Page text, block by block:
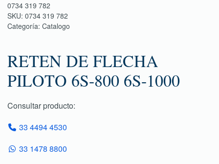
0734 319 782
SKU: 0734 319 782
Categoría: Catalogo
RETEN DE FLECHA
PILOTO 6S-800 6S-1000
Consultar producto:
33 4494 4530
33 1478 8800